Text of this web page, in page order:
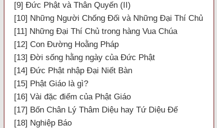
[9] Đức Phật và Thân Quyến (II)
[10] Những Người Chống Đối và Những Đại Thí Chủ
[11] Những Đại Thí Chủ trong hàng Vua Chúa
[12] Con Đường Hoằng Pháp
[13] Đời sống hằng ngày của Đức Phật
[14] Đức Phật nhập Đại Niết Bàn
[15] Phật Giáo là gì?
[16] Vài đặc điểm của Phật Giáo
[17] Bốn Chân Lý Thâm Diệu hay Tứ Diệu Đế
[18] Nghiệp Báo